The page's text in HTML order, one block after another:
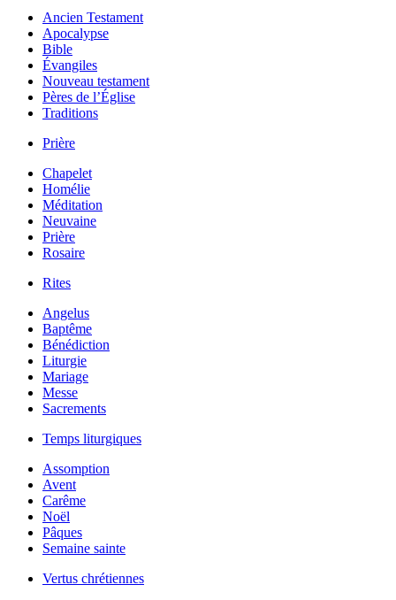
Ancien Testament
Apocalypse
Bible
Évangiles
Nouveau testament
Pères de l’Église
Traditions
Prière
Chapelet
Homélie
Méditation
Neuvaine
Prière
Rosaire
Rites
Angelus
Baptême
Bénédiction
Liturgie
Mariage
Messe
Sacrements
Temps liturgiques
Assomption
Avent
Carême
Noël
Pâques
Semaine sainte
Vertus chrétiennes